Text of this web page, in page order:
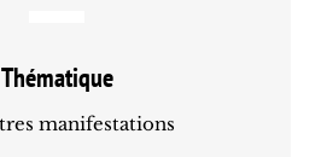
Thématique
manifestations